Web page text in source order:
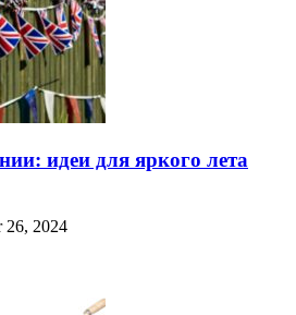
идеи для яркого лета
26, 2024